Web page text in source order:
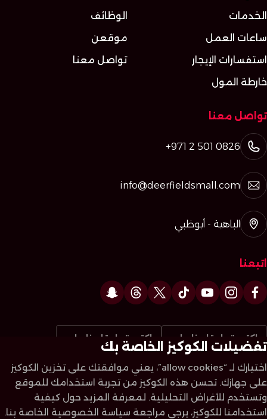
الخدمات
الوظائف
ساعات العمل
موقعن
استفسارات الإيجار
تواصل معنا
خارطة المول
تواصل معنا
+971 2 501 0826
info@deerfieldsmall.com
الباهية - أبوظبي
اتبعنا
اكتب تعليقا عنا على اكتب تعليقا عنا على
ديرفيلدزمول © 2026. جميع الحقوق محفوظة
سياسة الخصوصيةالأحكام والشروطخارطة الموقع
صمم الموقع من قبل سيسبيريز
تفضيلات الكوكيز الخاصة بك
اختيارك لـ “allow cookies”، يعني موافقتك على تخزين الكوكيز
على جهازك. تحسن هذه الكوكيز من تجربة استخدامك للموقع
وتستخدم للأغراض التحليلية. لمعرفة المزيد حول كيفية
استخدامنا للكوكيز، يرجى مراجعة سياسة الخصوصية الخاصة بنا.